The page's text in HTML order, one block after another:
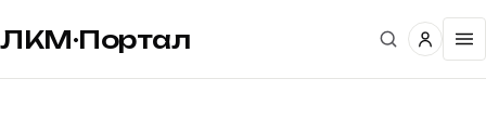
ЛКМ·Портал